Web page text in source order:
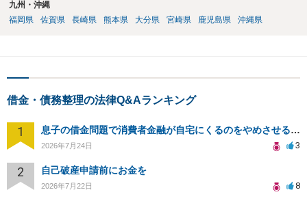
九州・沖縄
福岡県
佐賀県 長崎県 熊本県 大分県 宮崎県 鹿児島県 沖縄県
借金・債務整理の法律Q&Aランキング
1 息子の借金問題で消費者金融が自宅にくるのをやめさせる方法はないですか？
2026年7月24日 3
2 自己破産申請前にお金を
2026年7月22日 8